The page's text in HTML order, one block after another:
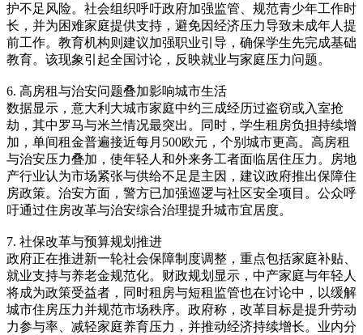
护不足风险。社会组织呼吁政府加强监管、规范青少年工作时
长，并为困难家庭提供支持，避免因经济压力导致未成年人提
前工作。教育机构则建议加强职业引导，确保学生先完成基础
教育。该现象引起全国讨论，反映就业与家庭压力问题。
6. 高房租与治安问题叠加影响城市生活
数据显示，意大利大城市家庭中约三成经历过盗窃或入室抢
劫，其中罗马与米兰情况最突出。同时，学生租房负担持续增
加，单间租金普遍接近每月500欧元，个别城市更高。高房租
与治安压力叠加，使年轻人和外来务工者面临居住压力。房地
产行业认为市场紧张与供给不足是主因，建议政府推出保障住
房政策。治安方面，警方已加强巡逻与社区安全项目。公众呼
吁通过住房改革与治安综合治理提升城市宜居度。
7. 社保改革与预算规划推进
政府正在推进新一轮社会保障制度调整，重点包括家庭补贴、
就业支持与养老金规范化。财政规划显示，中产家庭与年轻人
将成为政策受益者，同时租房与短租监管也在讨论中，以缓解
城市住房压力并规范市场秩序。政府称，改革目标是提升劳动
力参与率、减轻家庭养育压力，并推动经济持续增长。业内分